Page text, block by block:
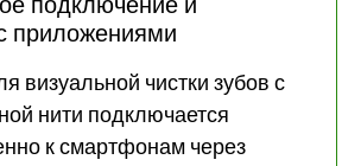
приложениями
визуальной чистки зубов с
нити подключается
к смартфонам через